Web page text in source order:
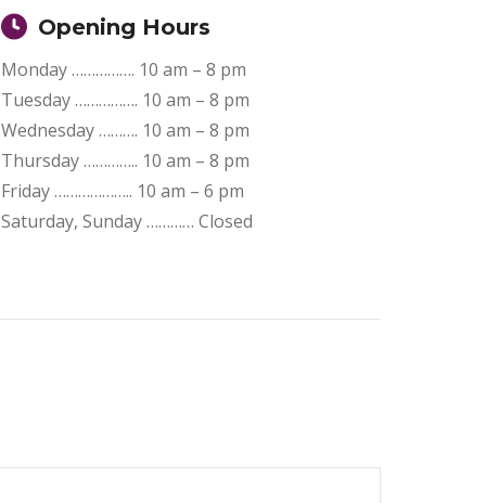
Opening Hours
Monday ……………. 10 am – 8 pm
Tuesday ……………. 10 am – 8 pm
Wednesday ………. 10 am – 8 pm
Thursday ………….. 10 am – 8 pm
Friday ……………….. 10 am – 6 pm
Saturday, Sunday ………… Closed